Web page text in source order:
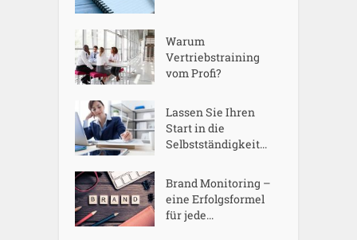
Warum
Vertriebstraining
vom Profi?
Lassen Sie Ihren
Start in die
Selbstständigkeit...
Brand Monitoring –
eine Erfolgsformel
für jede...